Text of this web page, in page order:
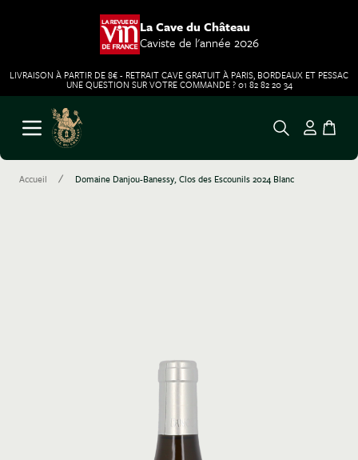
La Cave du Château
Caviste de l'année 2026
LIVRAISON À PARTIR DE 8€ - RETRAIT CAVE GRATUIT À PARIS, BORDEAUX ET PESSAC
UNE QUESTION SUR VOTRE COMMANDE ? 01 82 82 20 34
Aller au contenu
Ouvrir le menu
Accueil / Domaine Danjou-Banessy, Clos des Escounils 2024 Blanc